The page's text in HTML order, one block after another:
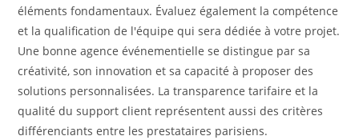
éléments fondamentaux. Évaluez également la compétence
et la qualification de l'équipe qui sera dédiée à votre projet.
Une bonne agence événementielle se distingue par sa
créativité, son innovation et sa capacité à proposer des
solutions personnalisées. La transparence tarifaire et la
qualité du support client représentent aussi des critères
différenciants entre les prestataires parisiens.